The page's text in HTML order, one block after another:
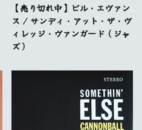
【売り切れ中】ビル・エヴァン
ス / サンディ・アット・ザ・ヴ
ィレッジ・ヴァンガード（ジャ
ズ）